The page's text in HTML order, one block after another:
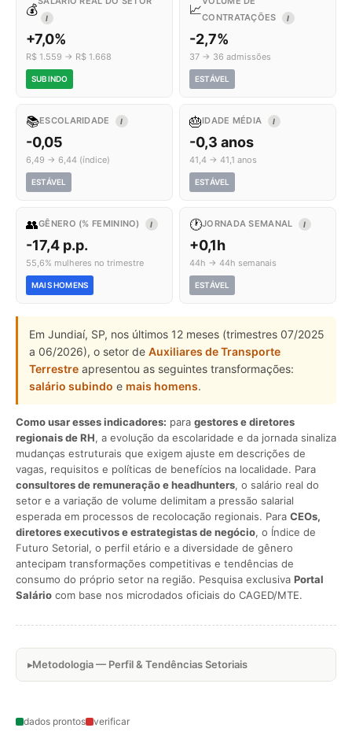
💰
I
+7,0%
R$ 1.559 → R$ 1.668
SUBINDO
📈CONTRATAÇÕES
I
-2,7%
37 → 36 admissões
ESTÁVEL
📚ESCOLARIDADE I
-0,05
6,49 → 6,44 (índice)
ESTÁVEL
🎂IDADE MÉDIA I
-0,3 anos
41,4 → 41,1 anos
ESTÁVEL
👥GÊNERO (% FEMININO) I
-17,4 p.p.
55,6% mulheres no trimestre
MAIS HOMENS
🕐JORNADA SEMANAL I
+0,1h
44h → 44h semanais
ESTÁVEL
Em Jundiaí, SP, nos últimos 12 meses (trimestres 07/2025
a 06/2026), o setor de Auxiliares de Transporte
Terrestre apresentou as seguintes transformações:
salário subindo e mais homens.
Como usar esses indicadores: para gestores e diretores
regionais de RH, a evolução da escolaridade e da jornada sinaliza
mudanças estruturais que exigem ajuste em descrições de
vagas, requisitos e políticas de benefícios na localidade. Para
consultores de remuneração e headhunters, o salário real do
setor e a variação de volume delimitam a pressão salarial
esperada em processos de recolocação regionais. Para CEOs,
diretores executivos e estrategistas de negócio, o Índice de
Futuro Setorial, o perfil etário e a diversidade de gênero
antecipam transformações competitivas e tendências de
consumo do próprio setor na região. Pesquisa exclusiva Portal
Salário com base nos microdados oficiais do CAGED/MTE.
Metodologia — Perfil & Tendências Setoriais
dados prontos verificar